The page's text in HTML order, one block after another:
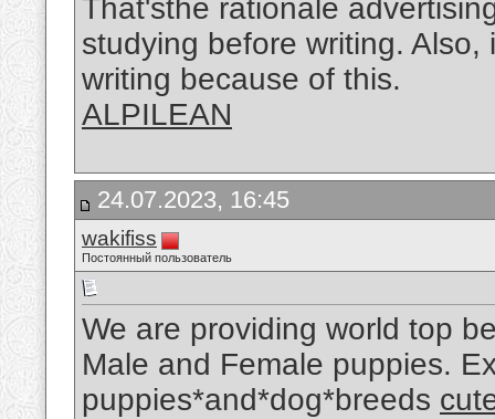
That'sthe rationale
studying before writing.
writing because of this.
ALPILEAN
24.07.2023, 16:45
wakifiss
Постоянный пользователь
We are providing world top
Male and Female puppies.
puppies*and*dog*breeds